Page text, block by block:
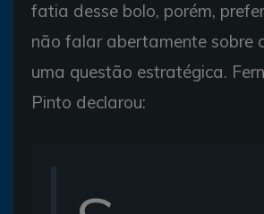
fatia desse bolo, porém,
não falar abertamente sobre
uma questão estratégica.
Pinto declarou: